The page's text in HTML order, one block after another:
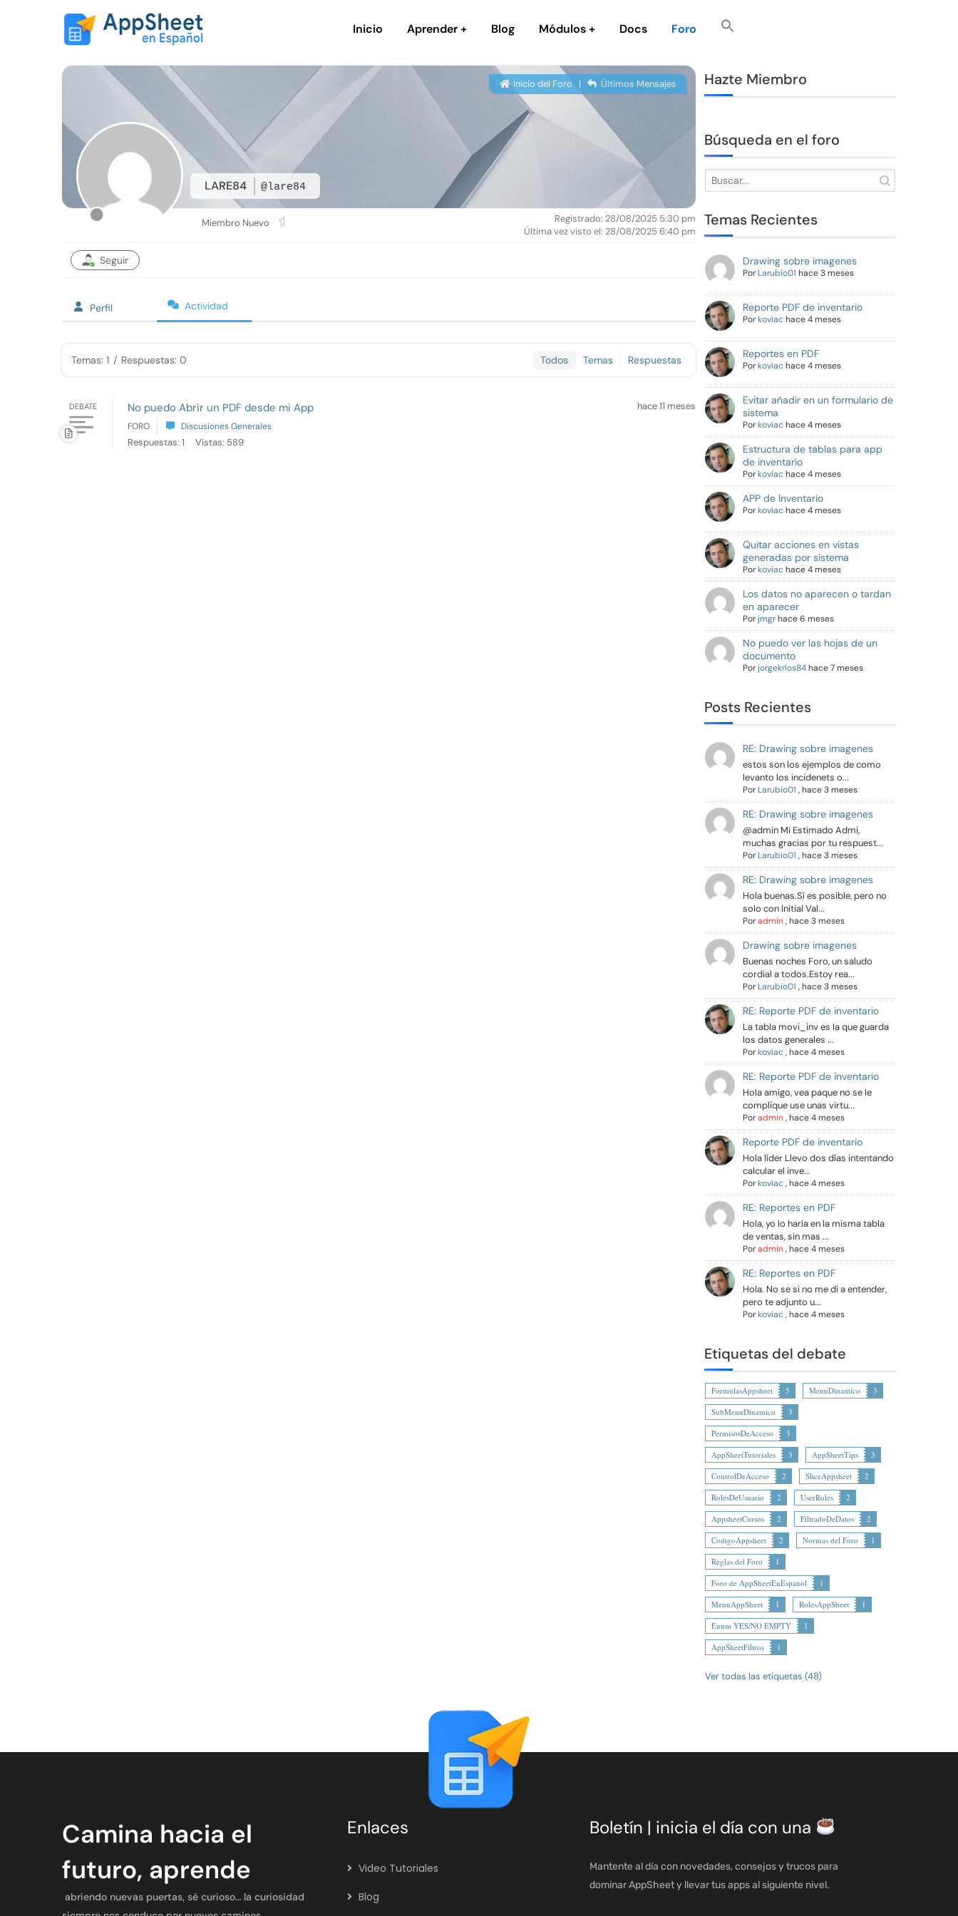
Inicio Aprender Blog Módulos Docs Foro
LARE84 @lare84
Inicio del Foro | Últimos Mensajes
Miembro Nuevo
Registrado: 28/08/2025 5:30 pm
Última vez visto el: 28/08/2025 6:40 pm
Seguir
Perfil Actividad
Temas: 1 / Respuestas: 0 Todos Temas Respuestas
DEBATE No puedo Abrir un PDF desde mi App hace 11 meses
FORO Discusiones Generales
Respuestas: 1 Vistas: 589
Hazte Miembro
Búsqueda en el foro
Temas Recientes
Drawing sobre imagenes
PorLarubio01 hace 3 meses
Reporte PDF de inventario
Porkoviac hace 4 meses
Reportes en PDF
Porkoviac hace 4 meses
Evitar añadir en un formulario de
sistema
Porkoviac hace 4 meses
Estructura de tablas para app
de inventario
Porkoviac hace 4 meses
APP de Inventario
Porkoviac hace 4 meses
Quitar acciones en vistas
generadas por sistema
Porkoviac hace 4 meses
Los datos no aparecen o tardan
en aparecer
Porjmgr hace 6 meses
No puedo ver las hojas de un
documento
Porjorgekrlos84 hace 7 meses
Posts Recientes
RE: Drawing sobre imagenes
estos son los ejemplos de como
levanto los incidenets o...
PorLarubio01 ,hace 3 meses
RE: Drawing sobre imagenes
@admin Mi Estimado Admi,
muchas gracias por tu respuest...
PorLarubio01 ,hace 3 meses
RE: Drawing sobre imagenes
Hola buenas.Sí es posible, pero no
solo con Initial Val...
Poradmin,hace 3 meses
Drawing sobre imagenes
Buenas noches Foro, un saludo
cordial a todos.Estoy rea...
PorLarubio01 ,hace 3 meses
RE: Reporte PDF de inventario
La tabla movi_inv es la que guarda
los datos generales ...
Porkoviac ,hace 4 meses
RE: Reporte PDF de inventario
Hola amigo, vea paque no se le
complique use unas virtu...
Poradmin,hace 4 meses
Reporte PDF de inventario
Hola líder Llevo dos días intentando
calcular el inve...
Porkoviac ,hace 4 meses
RE: Reportes en PDF
Hola, yo lo haría en la misma tabla
de ventas, sin mas ...
Poradmin,hace 4 meses
RE: Reportes en PDF
Hola. No se si no me di a entender,
pero te adjunto u...
Porkoviac ,hace 4 meses
Etiquetas del debate
FormulasAppsheet 5 MenuDinamico
3
SubMenuDinamico
3
PermisosDeAcceso
3
AppSheetTutoriales
3 AppSheetTips
3
ControlDeAcceso
2 SliceAppsheet
2
RolesDeUsuario
2 UserRoles
2
AppsheetCursos
2 FiltradoDeDatos
2
CodigoAppsheet
2 Normas del Foro
1
Reglas del Foro
1
Foro de AppSheetEnEspanol
1
MenuAppSheet
1 RolesAppSheet
1
Enum YES/NO EMPTY
1
AppSheetFiltros
1
Ver todas las etiquetas (48)
Camina hacia el
futuro, aprende
abriendo nuevas puertas, sé curioso… la curiosidad
Enlaces
Video Tutoriales
Blog
Boletín | inicia el día con una
Mantente al día con novedades, consejos y trucos para
dominar AppSheet y llevar tus apps al siguiente nivel.